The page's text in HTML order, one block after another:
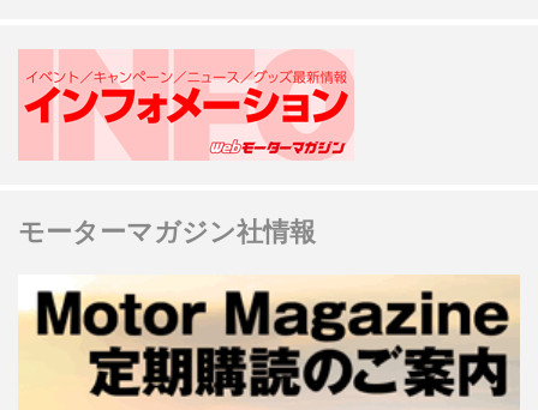
モーターマガジン社情報